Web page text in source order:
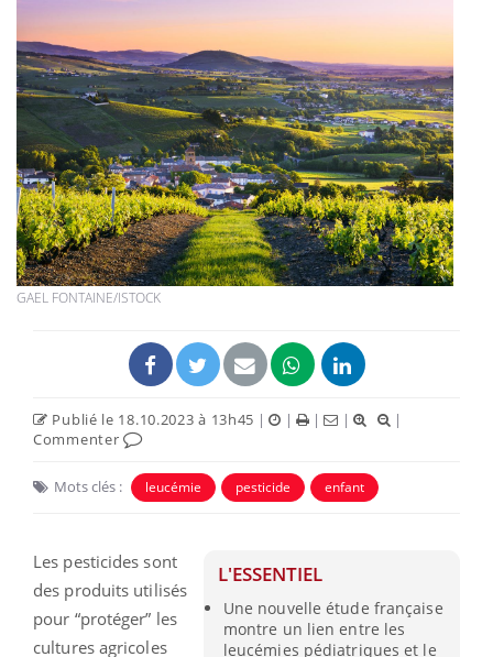
GAEL FONTAINE/ISTOCK
Publié le 18.10.2023 à 13h45 | | | |
|
Commenter
Mots clés : leucémie pesticide enfant
L'ESSENTIEL
Une nouvelle étude française
montre un lien entre les
leucémies pédiatriques et le
Les pesticides sont
des produits utilisés
pour “protéger” les
cultures agricoles